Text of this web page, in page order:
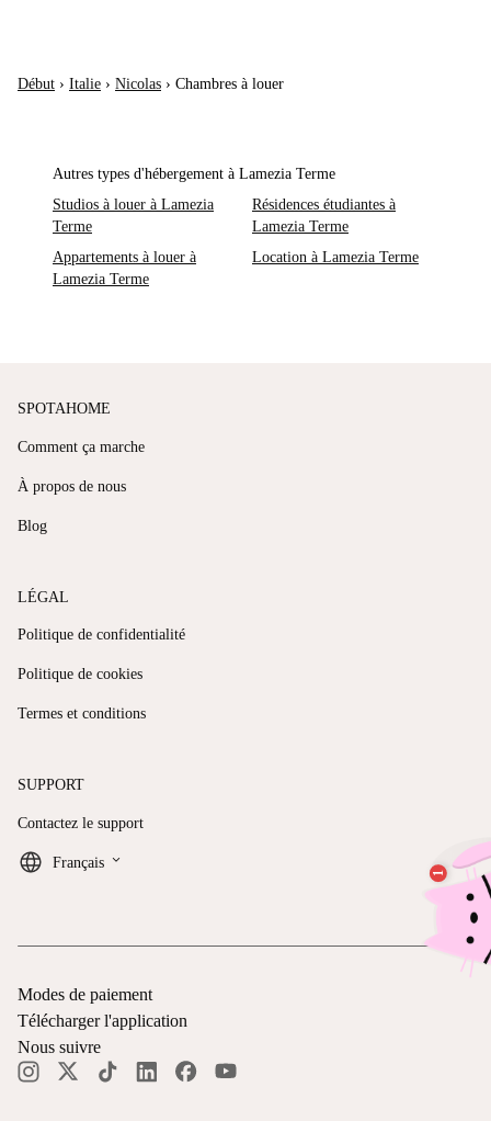
Début › Italie › Nicolas › Chambres à louer
Autres types d'hébergement à Lamezia Terme
Studios à louer à Lamezia
Terme
Résidences étudiantes à
Lamezia Terme
Appartements à louer à
Lamezia Terme
Location à Lamezia Terme
SPOTAHOME
Comment ça marche
À propos de nous
Blog
LÉGAL
Politique de confidentialité
Politique de cookies
Termes et conditions
SUPPORT
Contactez le support
Français keyboard_arrow_down
Modes de paiement
Télécharger l'application
Nous suivre